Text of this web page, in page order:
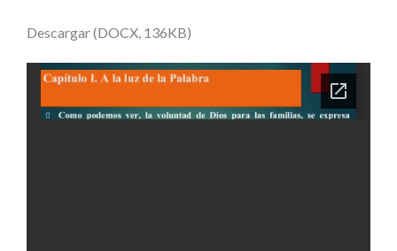
Descargar (DOCX, 136KB)